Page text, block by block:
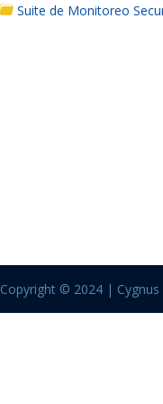
Suite de Monitoreo
Copyright © 2024 | Cygnus